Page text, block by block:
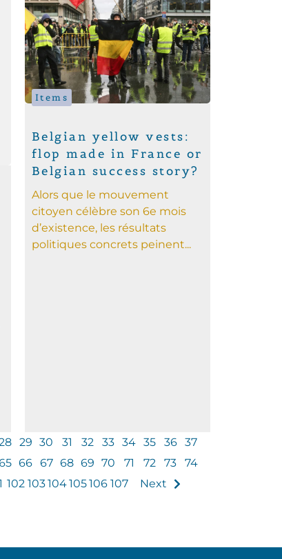
Items
Belgian yellow vests:
flop made in France or
Belgian success story?
Alors que le mouvement
citoyen célèbre son 6e mois
d’existence, les résultats
politiques concrets peinent...
29 30 31 32 33 34 35 36
37
66 67 68 69 70 71 72 73
74
102 103104105106 107 Next